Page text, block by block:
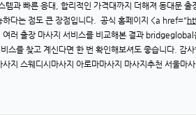
과 빠른 응대, 합리적인 가격대까지 더해져 동대문
하다는 점도 큰 장점입니다. 공식 홈페이지 <a href="
러 출장 마사지 서비스를 비교해본 결과 bridgeglobal
를 찾고 계신다면 한 번 확인해보셔도 좋습니다. 감
지 스웨디시마사지 아로마마사지 마사지추천 서울마